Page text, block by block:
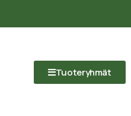
Tuoteryhmät